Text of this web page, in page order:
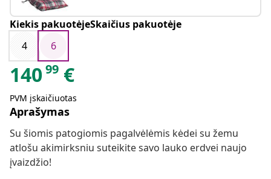
Kiekis pakuotėjeSkaičius pakuotėje
4
6
14099 €
PVM įskaičiuotas
Aprašymas
Su šiomis patogiomis pagalvėlėmis kėdei su žemu
atlošu akimirksniu suteikite savo lauko erdvei naujo
įvaizdžio!